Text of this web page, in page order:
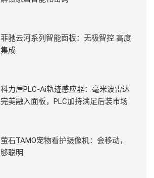
菲驰云河系列智能面板：无极智控 高度
集成
科力屋PLC-Ai轨迹感应器：毫米波雷达
完美融入面板，PLC加持满足后装市场
萤石TAMO宠物看护摄像机：会移动，
够聪明